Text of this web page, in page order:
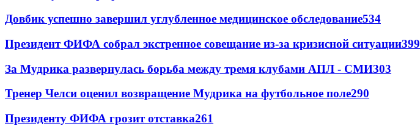
Довбик успешно завершил углубленное медицинское обследование534
Президент ФИФА собрал экстренное совещание из-за кризисной ситуации399
За Мудрика развернулась борьба между тремя клубами АПЛ - СМИ303
Тренер Челси оценил возвращение Мудрика на футбольное поле290
Президенту ФИФА грозит отставка261